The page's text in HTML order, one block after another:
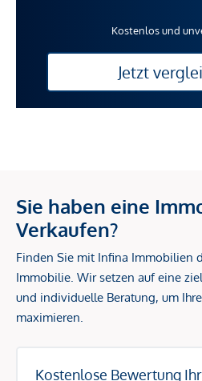
Kostenlos und
Jetzt
Sie haben eine
Verkaufen?
Finden Sie mit Infina Immobilien
Immobilie. Wir setzen auf eine
und individuelle Beratung, um
maximieren.
Kostenlose Bewertung